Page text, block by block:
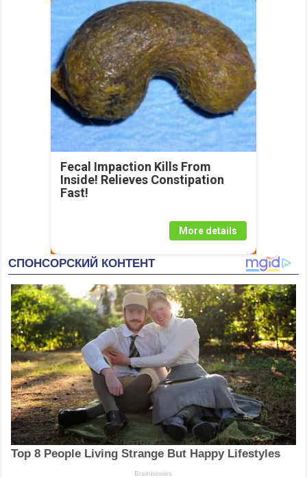
Fecal Impaction Kills From
Inside! Relieves Constipation
Fast!
More details